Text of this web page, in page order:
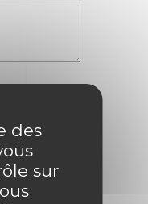
des
sur